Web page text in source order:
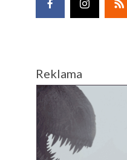
Reklama